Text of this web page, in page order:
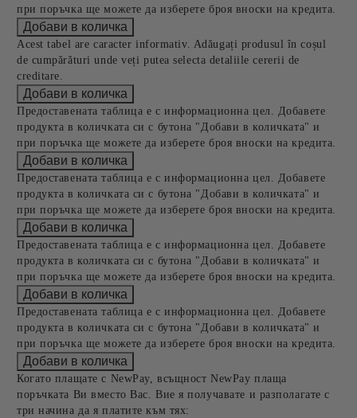
при поръчка ще можете да изберете броя вноски на кредита.
Acest tabel are caracter informativ. Adăugați produsul în coșul
de cumpărături unde veți putea selecta detaliile cererii de
creditare.
Предоставената таблица е с информационна цел. Добавете
продукта в количката си с бутона "Добави в количката" и
при поръчка ще можете да изберете броя вноски на кредита.
Предоставената таблица е с информационна цел. Добавете
продукта в количката си с бутона "Добави в количката" и
при поръчка ще можете да изберете броя вноски на кредита.
Предоставената таблица е с информационна цел. Добавете
продукта в количката си с бутона "Добави в количката" и
при поръчка ще можете да изберете броя вноски на кредита.
Предоставената таблица е с информационна цел. Добавете
продукта в количката си с бутона "Добави в количката" и
при поръчка ще можете да изберете броя вноски на кредита.
Когато плащате с NewPay, всъщност NewPay плаща
поръчката Ви вместо Вас. Вие я получавате и разполагате с
три начина да я платите към тях: